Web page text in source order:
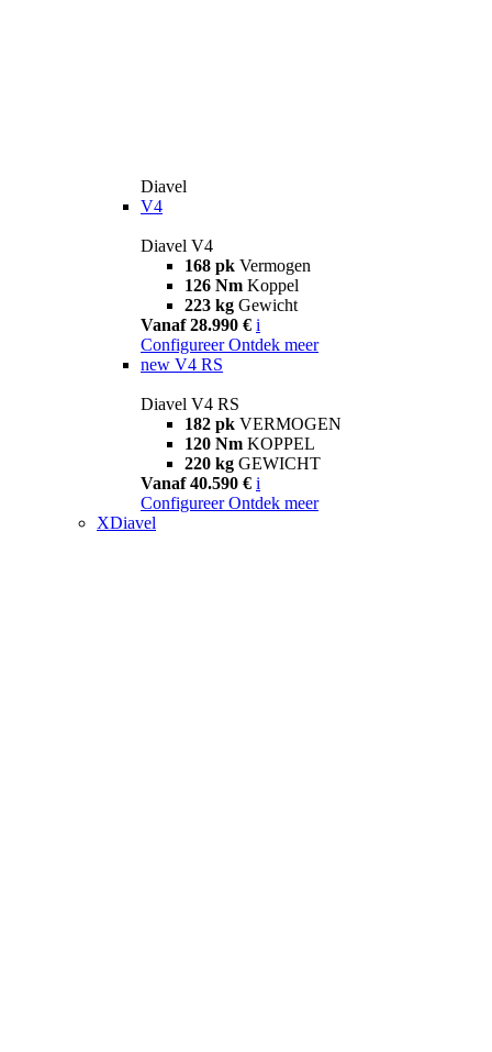
Diavel
V4
Diavel V4
168 pk Vermogen
126 Nm Koppel
223 kg Gewicht
Vanaf 28.990 € i
Configureer Ontdek meer
new V4 RS
Diavel V4 RS
182 pk VERMOGEN
120 Nm KOPPEL
220 kg GEWICHT
Vanaf 40.590 € i
Configureer Ontdek meer
XDiavel